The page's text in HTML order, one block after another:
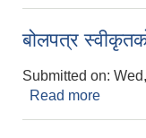
बोलपत्र
Submitted on:
Read more